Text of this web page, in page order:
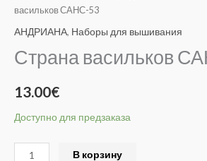
васильков САНС-53
АНДРИАНА, Наборы для вышивания
Страна васильков
13.00€
Доступно для предзаказа
В корзину